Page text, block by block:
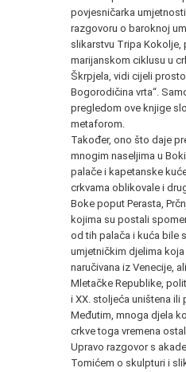
povjesničarka
razgovoru o baroknoj
slikarstvu Tripa
marijanskom ciklusu u
Škrpjela, vidi cijeli
Bogorodičina vrta“.
pregledom ove knjige
metaforom.
Također, ono što daje
mnogim naseljima u
palače i kapetanske
crkvama oblikovale i
Boke poput Perasta,
kojima su postali
od tih palača i kuća bile
umjetničkim djelima
naručivana iz Venecije,
Mletačke Republike,
i XX. stoljeća uništena ili
Međutim, mnoga djela
crkve toga vremena
Upravo razgovor s
Tomićem o skulpturi i